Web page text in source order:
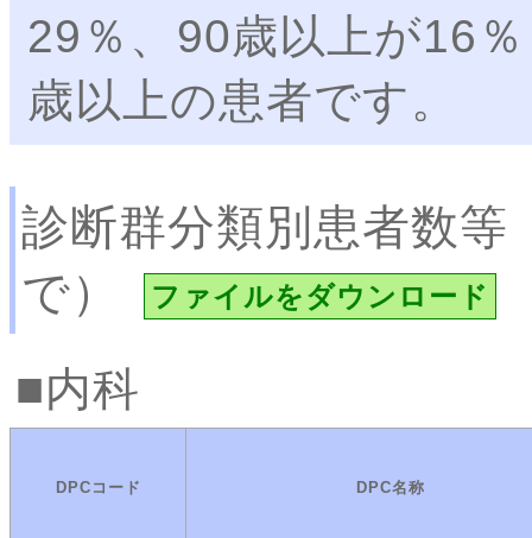
29％、90歳以上が16
歳以上の患者です。
診断群分類別患者数等
で）
ファイルをダウンロード
内科
DPCコード DPC名称